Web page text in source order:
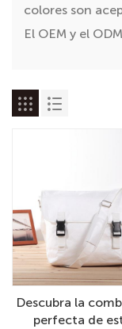
colores son
El OEM y el
Descubra la
perfecta de